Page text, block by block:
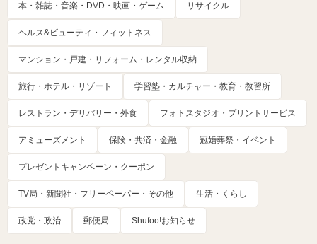
本・雑誌・音楽・DVD・映画・ゲーム リサイクル
ヘルス&ビューティ・フィットネス
マンション・戸建・リフォーム・レンタル収納
旅行・ホテル・リゾート 学習塾・カルチャー・教育・教習所
レストラン・デリバリー・外食 フォトスタジオ・プリントサービス
アミューズメント 保険・共済・金融 冠婚葬祭・イベント
プレゼントキャンペーン・クーポン
TV局・新聞社・フリーペーパー・その他 生活・くらし
政党・政治 郵便局 Shufoo!お知らせ